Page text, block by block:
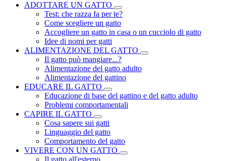
ADOTTARE UN GATTO
Test: che razza fa per te?
Come scegliere un gatto
Accogliere un gatto in casa o un cucciolo di gatto
Idee di nomi per gatti
ALIMENTAZIONE DEL GATTO
Il gatto può mangiare...?
Alimentazione del gatto adulto
Alimentazione del gattino
EDUCARE IL GATTO
Educazione di base del gattino e del gatto adulto
Problemi comportamentali
CAPIRE IL GATTO
Cosa sapere sui gatti
Linguaggio del gatto
Comportamento del gatto
VIVERE CON UN GATTO
Il gatto all'esterno